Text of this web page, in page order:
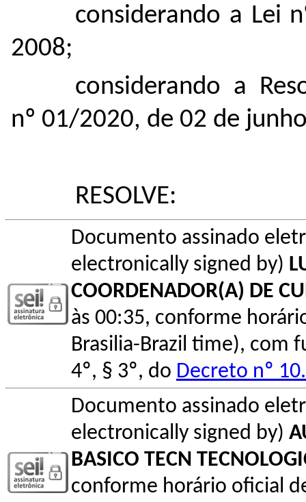
considerando a Lei
2008;
considerando a
nº 01/2020, de 02 de
RESOLVE:
Documento assinado
electronically signed by)
COORDENADOR(A) DE
às 00:35, conforme
Brasilia-Brazil time), com
4º, § 3º, do Decreto nº
Documento assinado
electronically signed by)
BASICO TECN
conforme horário oficial